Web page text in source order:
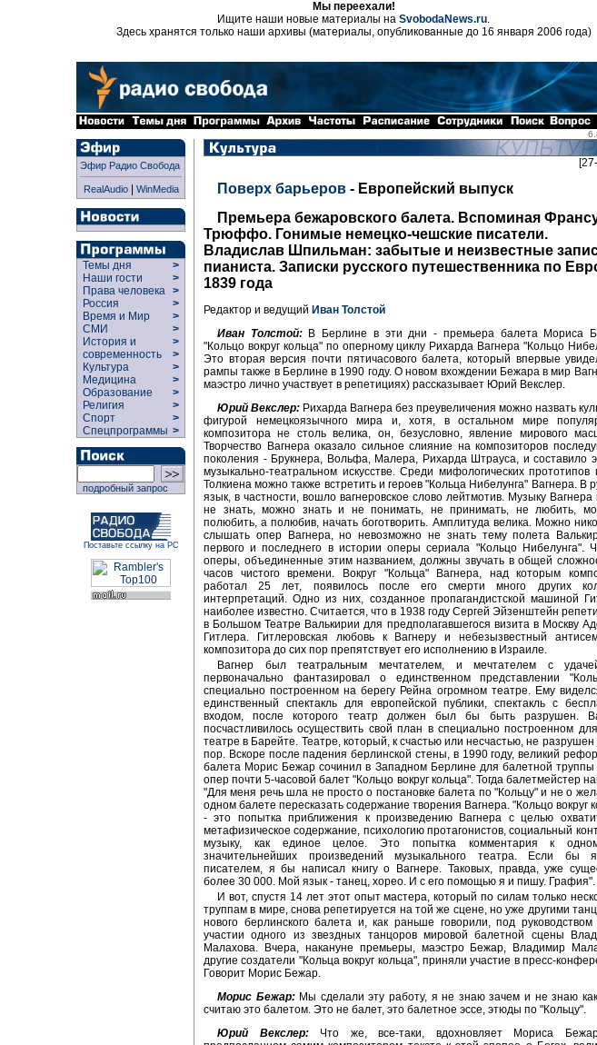
Мы переехали!
Ищите наши новые материалы на SvobodaNews.ru.
Здесь хранятся только наши архивы (материалы, опубликованные до 16 января 2006 года)
Эфир Радио Свобода
RealAudio| WinMedia
Темы дня
>
Наши гости
>
Права человека >
Россия
>
Время и Мир
>
СМИ
>
История и
современность
>
>
Культура
>
Медицина
>
Образование
>
Религия
>
Спорт
>
Спецпрограммы >
подробный запрос
Поставьте ссылку на РС
Поверх барьеров - Европейский выпуск
Премьера бежаровского балета. Вспоминая
Трюффо. Гонимые немецко-чешские писатели.
Владислав Шпильман: забытые и неизвестные
пианиста. Записки русского путешественника по
1839 года
Редактор и ведущий Иван Толстой
Иван Толстой:В Берлине в эти дни - премьера балета Мориса
"Кольцо вокруг кольца" по оперному циклу Рихарда Вагнера "Кольцо
Это вторая версия почти пятичасового балета, который впервые
рампы также в Берлине в 1990 году. О новом вхождении Бежара в мир
маэстро лично участвует в репетициях) рассказывает Юрий Векслер.
Юрий Векслер: Рихарда Вагнера без преувеличения можно назвать
фигурой немецкоязычного мира и, хотя, в остальном мире
композитора не столь велика, он, безусловно, явление мирового
Творчество Вагнера оказало сильное слияние на композиторов
поколения - Брукнера, Вольфа, Малера, Рихарда Штрауса, и составило
музыкально-театральном искусстве. Среди мифологических прототипов
Толкиена можно также встретить и героев "Кольца Нибелунга" Вагнера. В
язык, в частности, вошло вагнеровское слово лейтмотив. Музыку
не знать, можно знать и не понимать, не принимать, не любить,
полюбить, а полюбив, начать боготворить. Амплитуда велика. Можно
слышать опер Вагнера, но невозможно не знать тему полета
первого и последнего в истории оперы сериала "Кольцо Нибелунга".
оперы, объединенные этим названием, должны звучать в общей
часов чистого времени. Вокруг "Кольца" Вагнера, над которым
работал 25 лет, появилось после его смерти много других
интерпретаций. Одно из них, созданное пропагандистской машиной
наиболее известно. Считается, что в 1938 году Сергей Эйзенштейн
в Большом Театре Валькирии для предполагавшегося визита в Москву
Гитлера. Гитлеровская любовь к Вагнеру и небезызвестный
композитора до сих пор препятствует его исполнению в Израиле.
Вагнер был театральным мечтателем, и мечтателем с
первоначально фантазировал о единственном представлении
специально построенном на берегу Рейна огромном театре. Ему
единственный спектакль для европейской публики, спектакль с
входом, после которого театр должен был бы быть разрушен.
посчастливилось осуществить свой план в специально построенном
театре в Барейте. Театре, который, к счастью или несчастью, не разрушен
пор. Вскоре после падения берлинской стены, в 1990 году, великий
балета Морис Бежар сочинил в Западном Берлине для балетной труппы
опер почти 5-часовой балет "Кольцо вокруг кольца". Тогда балетмейстер
"Для меня речь шла не просто о постановке балета по "Кольцу" и не о
одном балете пересказать содержание творения Вагнера. "Кольцо вокруг
- это попытка приближения к произведению Вагнера с целью
метафизическое содержание, психологию протагонистов, социальный
музыку, как единое целое. Это попытка комментария к
значительнейших произведений музыкального театра. Если бы
писателем, я бы написал книгу о Вагнере. Таковых, правда, уже
более 30 000. Мой язык - танец, хорео. И с его помощью я и пишу. Графия".
И вот, спустя 14 лет этот опыт мастера, который по силам только
труппам в мире, снова репетируется на той же сцене, но уже другими
нового берлинского балета и, как раньше говорили, под
участии одного из звездных танцоров мировой балетной сцены
Малахова. Вчера, накануне премьеры, маэстро Бежар, Владимир
другие создатели "Кольца вокруг кольца", приняли участие в пресс-
Говорит Морис Бежар.
Морис Бежар:Мы сделали эту работу, я не знаю зачем и не знаю
считаю это балетом. Это не балет, это балетное эссе, этюды по "Кольцу".
Юрий Векслер:Что же, все-таки, вдохновляет Мориса